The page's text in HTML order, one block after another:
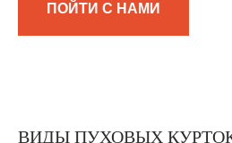
ПОЙТИ С НАМИ
ВИДЫ ПУХОВЫХ